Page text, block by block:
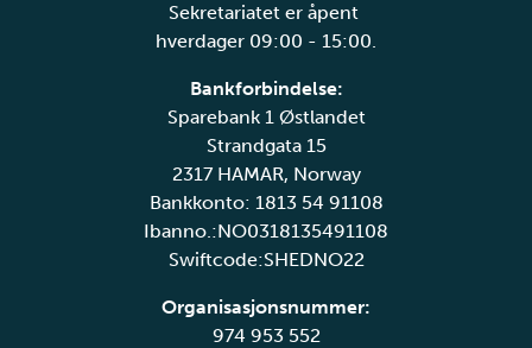
Sekretariatet er åpent
hverdager 09:00 - 15:00.
Bankforbindelse:
Sparebank 1 Østlandet
Strandgata 15
2317 HAMAR, Norway
Bankkonto: 1813 54 91108
Ibanno.:NO0318135491108
Swiftcode:SHEDNO22
Organisasjonsnummer:
974 953 552